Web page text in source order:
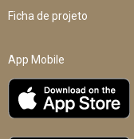
Ficha de projeto
App Mobile